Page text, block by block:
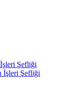
Şefliği
İşleri Şefliği